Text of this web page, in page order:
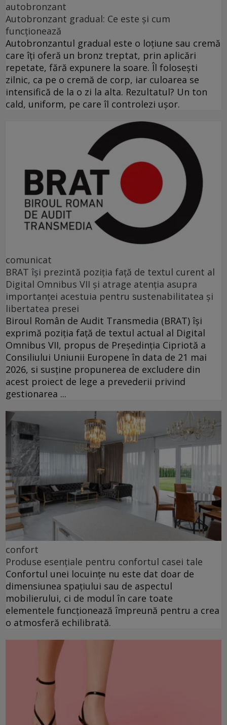
autobronzant
Autobronzant gradual: Ce este și cum
funcționează
Autobronzantul gradual este o loțiune sau cremă
care îți oferă un bronz treptat, prin aplicări
repetate, fără expunere la soare. Îl folosești
zilnic, ca pe o cremă de corp, iar culoarea se
intensifică de la o zi la alta. Rezultatul? Un ton
cald, uniform, pe care îl controlezi ușor.
comunicat
BRAT își prezintă poziția față de textul curent al
Digital Omnibus VII și atrage atenția asupra
importanței acestuia pentru sustenabilitatea și
libertatea presei
Biroul Român de Audit Transmedia (BRAT) își
exprimă poziția față de textul actual al Digital
Omnibus VII, propus de Președinția Cipriotă a
Consiliului Uniunii Europene în data de 21 mai
2026, si susține propunerea de excludere din
acest proiect de lege a prevederii privind
gestionarea ...
confort
Produse esențiale pentru confortul casei tale
Confortul unei locuințe nu este dat doar de
dimensiunea spațiului sau de aspectul
mobilierului, ci de modul în care toate
elementele funcționează împreună pentru a crea
o atmosferă echilibrată.